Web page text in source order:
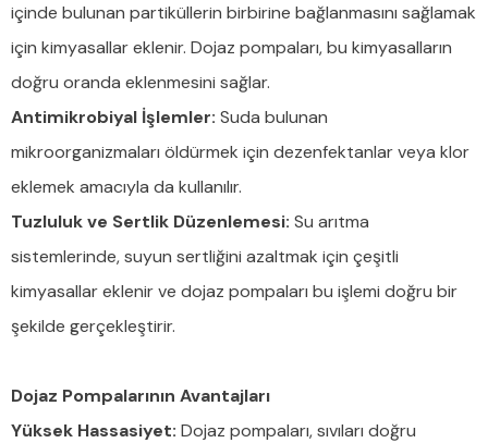
içinde bulunan partiküllerin birbirine bağlanmasını sağlamak
için kimyasallar eklenir. Dojaz pompaları, bu kimyasalların
doğru oranda eklenmesini sağlar.
Antimikrobiyal İşlemler: Suda bulunan
mikroorganizmaları öldürmek için dezenfektanlar veya klor
eklemek amacıyla da kullanılır.
Tuzluluk ve Sertlik Düzenlemesi: Su arıtma
sistemlerinde, suyun sertliğini azaltmak için çeşitli
kimyasallar eklenir ve dojaz pompaları bu işlemi doğru bir
şekilde gerçekleştirir.
Dojaz Pompalarının Avantajları
Yüksek Hassasiyet: Dojaz pompaları, sıvıları doğru